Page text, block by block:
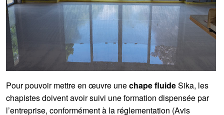
Pour pouvoir mettre en œuvre unechape fluideSika, les
chapistes doivent avoir suivi une formation dispensée par
l’entreprise, conformément à la réglementation (Avis